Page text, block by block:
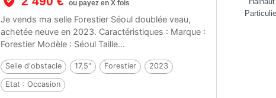
ou payez en X fois
Je vends ma selle Forestier Séoul doublée veau,
achetée neuve en 2023. Caractéristiques : Marque :
Forestier Modèle : Séoul Taille...
Selle d'obstacle 17,5" Forestier 2023
Etat :Occasion